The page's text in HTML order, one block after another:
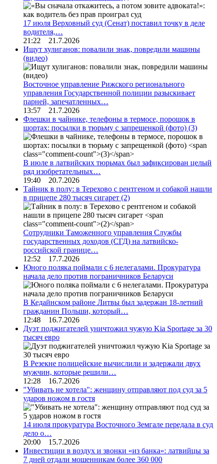
17 июля Верховный суд (Сенат) поставил точку в деле
водителя,…
21:22 21.7.2026
Ищут хулиганов: повалили знак, повредили машины
(видео)
Восточное управление Рижского регионального
управления Государственной полиции разыскивает
парней, запечатленных…
13:57 21.7.2026
Флешки в чайнике, телефоны в термосе, порошок в
шортах: посылки в тюрьму с запрещенкой (фото) (3)
В июле в латвийских тюрьмах был зафиксирован целый
ряд изобретательных…
19:40 20.7.2026
Тайник в полу: в Терехово с рентгеном и собакой нашли
в прицепе 280 тысяч сигарет (2)
Сотрудники Таможенного управления Службы
государственных доходов (СГД) на латвийско-
российской границе…
12:52 17.7.2026
Юного поляка поймали с 6 нелегалами. Прокуратура
начала дело против пограничников Беларуси
В Кедайнском районе Литвы был задержан 18-летний
гражданин Польши, который…
12:48 16.7.2026
Дуэт поджигателей уничтожил чужую Kia Sportage за 30
тысяч евро
В Резекне полицейские вычислили и задержали двух
мужчин, которые решили…
12:28 16.7.2026
"Убивать не хотела": женщину отправляют под суд за 5
ударов ножом в гостя
14 июля прокуратура Восточного Земгале передала в суд
дело о…
20:00 15.7.2026
Инвестиции в воздух и звонки «из банка»: латвийцы за
7 дней отдали мошенникам более 360 000